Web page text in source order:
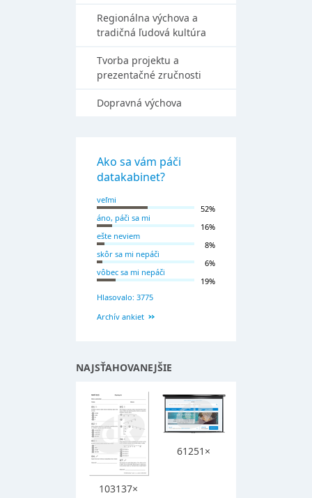
Regionálna výchova a
tradičná ľudová kultúra
Tvorba projektu a
prezentačné zručnosti
Dopravná výchova
Ako sa vám páči
datakabinet?
veľmi
52%
áno, páči sa mi
16%
ešte neviem
8%
skôr sa mi nepáči
6%
vôbec sa mi nepáči
19%
Hlasovalo: 3775
Archív ankiet
NAJSŤAHOVANEJŠIE
103137×
61251×